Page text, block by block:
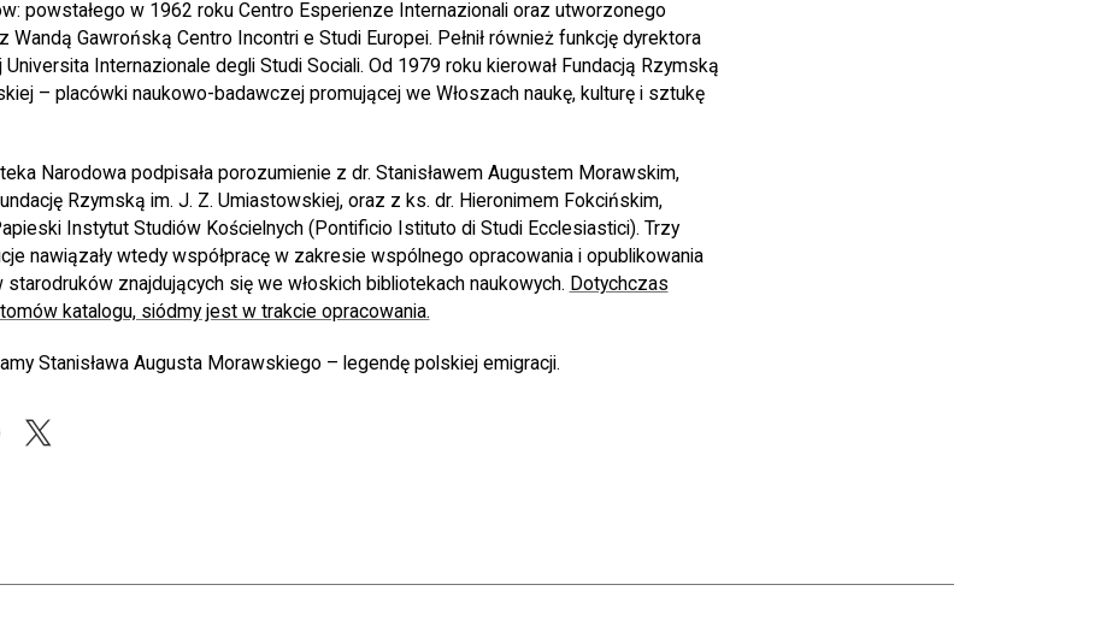
powstałego w 1962 roku Centro Esperienze Internazionali oraz utworzonego
Wandą Gawrońską Centro Incontri e Studi Europei. Pełnił również funkcję dyrektora
Internazionale degli Studi Sociali. Od 1979 roku kierował Fundacją Rzymską
– placówki naukowo-badawczej promującej we Włoszach naukę, kulturę i sztukę
Narodowa podpisała porozumienie z dr. Stanisławem Augustem Morawskim,
Rzymską im. J. Z. Umiastowskiej, oraz z ks. dr. Hieronimem Fokcińskim,
Instytut Studiów Kościelnych (Pontificio Istituto di Studi Ecclesiastici). Trzy
nawiązały wtedy współpracę w zakresie wspólnego opracowania i opublikowania
znajdujących się we włoskich bibliotekach naukowych. Dotychczas
katalogu, siódmy jest w trakcie opracowania.
Stanisława Augusta Morawskiego – legendę polskiej emigracji.
Facebook